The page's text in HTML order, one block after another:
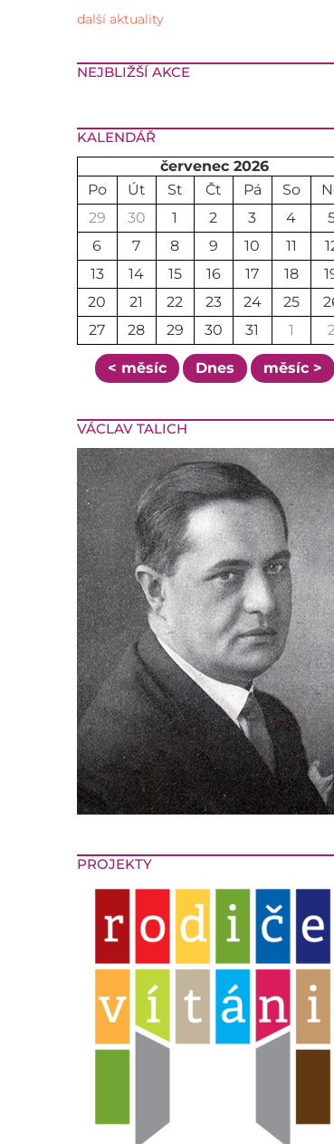
další aktuality
NEJBLIŽŠÍ AKCE
KALENDÁŘ
červenec 2026
Po
Út St Čt Pá So
29
30 1 2 3 4
6
7 8 9 10 11
13
14 15 16 17 18
20
21 22 23 24 25
27
28 29 30 31 1
< měsíc Dnes měsíc >
VÁCLAV TALICH
PROJEKTY